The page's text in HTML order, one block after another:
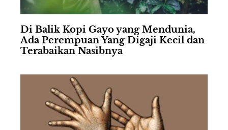
Di Balik Kopi Gayo yang Mendunia,
Ada Perempuan Yang Digaji Kecil dan
Terabaikan Nasibnya